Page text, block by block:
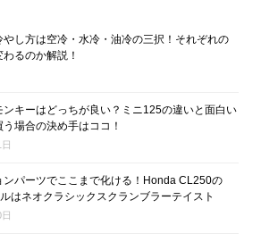
やし方は空冷・水冷・油冷の三択！それぞれの
るのか解説！
ンキーはどっちが良い？ミニ125の違いと面白い
場合の決め手はココ！
ンパーツでここまで化ける！Honda CL250の
はネオクラシックスクランブラーテイスト